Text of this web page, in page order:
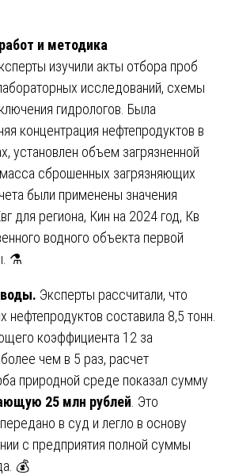
и методика
изучили акты отбора проб
исследований, схемы
гидрологов. Была
концентрация нефтепродуктов в
установлен объем загрязненной
сброшенных загрязняющих
были применены значения
для региона, Кин на 2024 год, Кв
водного объекта первой
⚗️
Эксперты рассчитали, что
составила 8,5 тонн.
коэффициента 12 за
чем в 5 раз, расчет
природной среде показал сумму
25 млн рублей . Это
в суд и легло в основу
с предприятия полной суммы
💰